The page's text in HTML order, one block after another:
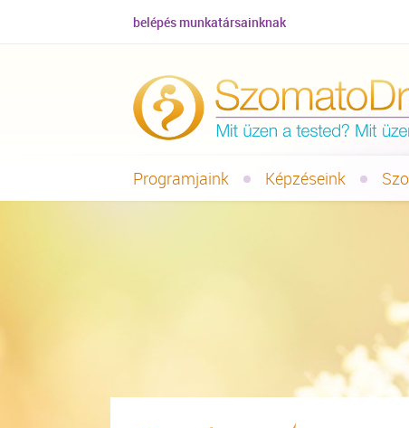
belépés munkatársainknak
Programjaink Képzéseink